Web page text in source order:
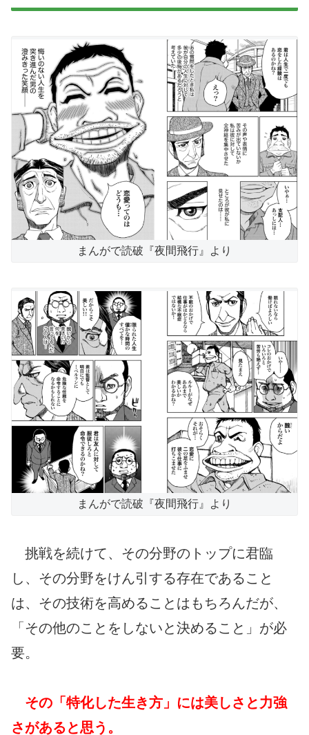
まんがで読破『夜間飛行』より
まんがで読破『夜間飛行』より
挑戦を続けて、その分野のトップに君臨
し、その分野をけん引する存在であること
は、その技術を高めることはもちろんだが、
「その他のことをしないと決めること」が必
要。
その「特化した生き方」には美しさと力強
さがあると思う。